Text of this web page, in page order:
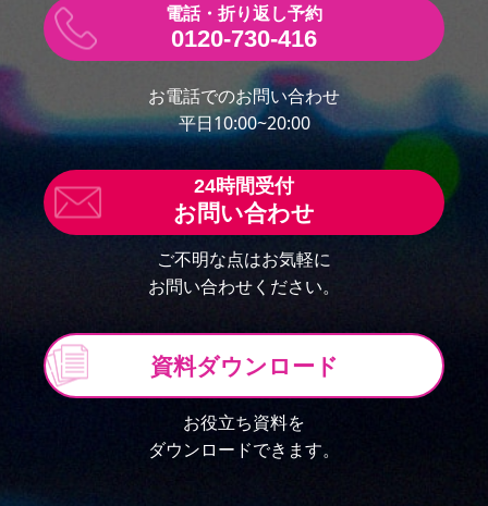
0120-730-416
お電話でのお問い合わせ
平日10:00~20:00
お問い合わせ
ご不明な点はお気軽に
お問い合わせください。
資料ダウンロード
お役立ち資料を
ダウンロードできます。